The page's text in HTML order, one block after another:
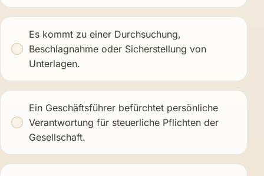
Es kommt zu einer Durchsuchung,
Beschlagnahme oder Sicherstellung von
Unterlagen.
Ein Geschäftsführer befürchtet persönliche
Verantwortung für steuerliche Pflichten der
Gesellschaft.